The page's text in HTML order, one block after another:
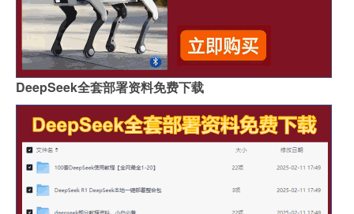
DeepSeek全套部署资料免费下载